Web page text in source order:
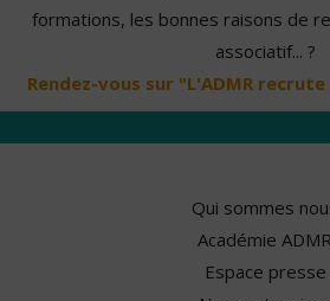
formations, les bonnes raisons de
associatif... ?
Rendez-vous sur "L'ADMR
Qui sommes
Académie ADMR
Espace presse